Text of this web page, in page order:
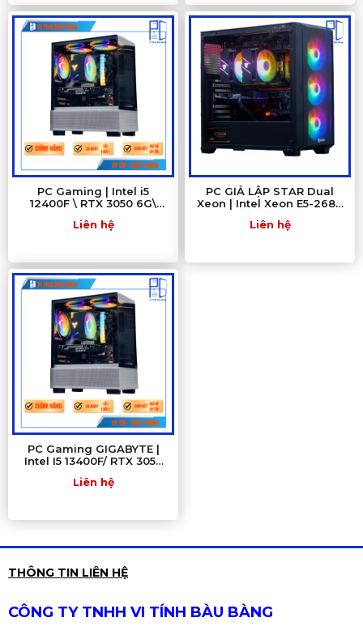
PC Gaming | Intel i5
12400F \ RTX 3050 6G\
512G
Liên hệ
PC GIẢ LẬP STAR Dual
Xeon | Intel Xeon E5-2680
DU99D4, RAM 64G, SSD
Liên hệ
PC Gaming GIGABYTE |
Intel I5 13400F/ RTX 3050
512GB
Liên hệ
THÔNG TIN LIÊN HỆ
CÔNG TY TNHH VI TÍNH BÀU BÀNG